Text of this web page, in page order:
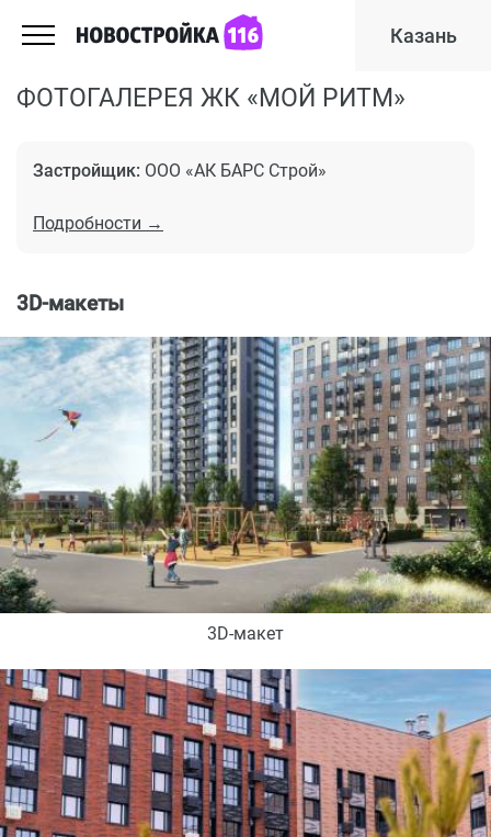
Казань
ФОТОГАЛЕРЕЯ ЖК «МОЙ РИТМ»
Застройщик: ООО «АК БАРС Строй»
Подробности →
3D-макеты
3D-макет